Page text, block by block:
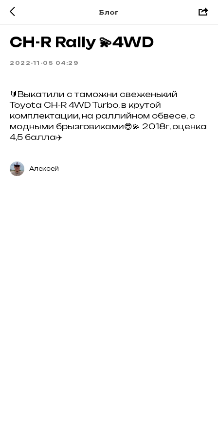
Блог
CH-R Rally 💫4WD
2022-11-05 04:29
🔰Выкатили с таможни свеженький
Toyota CH-R 4WD Turbo, в крутой
комплектации, на раллийном обвесе, с
модными брызговиками😎💫 2018г, оценка
4,5 балла✈️
Алексей